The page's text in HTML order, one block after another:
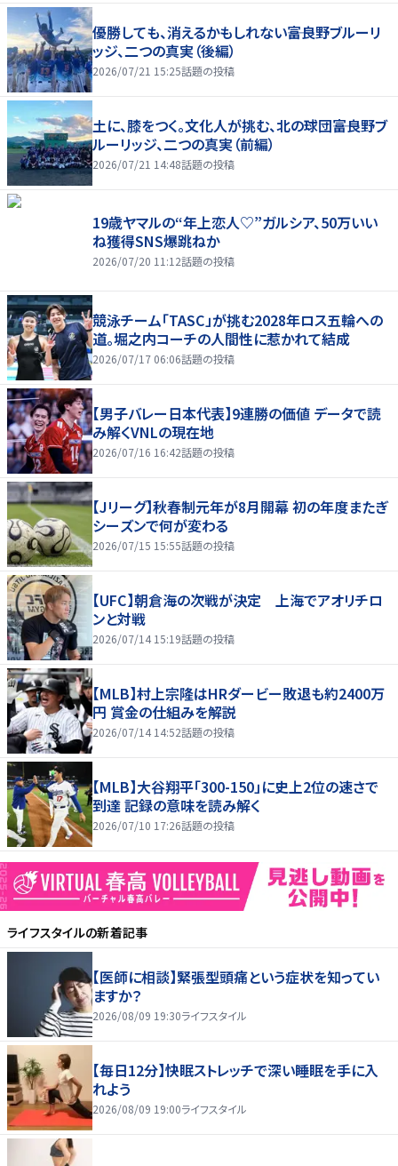
優勝しても、消えるかもしれない――富良野ブルーリ
ッジ、二つの真実（後編）
2026/07/21 15:25話題の投稿
土に、膝をつく。文化人が挑む、北の球団――富良野ブ
ルーリッジ、二つの真実（前編）
2026/07/21 14:48話題の投稿
19歳ヤマルの“年上恋人♡”ガルシア、50万いい
ね獲得SNS爆跳ねか
2026/07/20 11:12話題の投稿
競泳チーム「TASC」が挑む2028年ロス五輪への
道。堀之内コーチの人間性に惹かれて結成
2026/07/17 06:06話題の投稿
【男子バレー日本代表】9連勝の価値 データで読
み解くVNLの現在地
2026/07/16 16:42話題の投稿
【Jリーグ】秋春制元年が8月開幕 初の年度またぎ
シーズンで何が変わる
2026/07/15 15:55話題の投稿
【UFC】朝倉海の次戦が決定 上海でアオリチロ
ンと対戦
2026/07/14 15:19話題の投稿
【MLB】村上宗隆はHRダービー敗退も約2400万
円 賞金の仕組みを解説
2026/07/14 14:52話題の投稿
【MLB】大谷翔平「300-150」に史上2位の速さで
到達 記録の意味を読み解く
2026/07/10 17:26話題の投稿
ライフスタイルの新着記事
【医師に相談】緊張型頭痛という症状を知ってい
ますか？
2026/08/09 19:30ライフスタイル
【毎日12分】快眠ストレッチで深い睡眠を手に入
れよう
2026/08/09 19:00ライフスタイル